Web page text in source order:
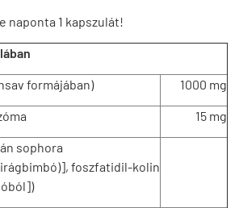
naponta 1 kapszulát!
formájában) 1000 mg
15 mg
sophora
foszfatidil-kolin